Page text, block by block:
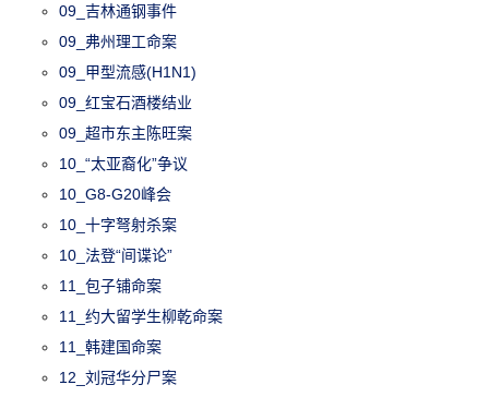
09_吉林通钢事件
09_弗州理工命案
09_甲型流感(H1N1)
09_红宝石酒楼结业
09_超市东主陈旺案
10_“太亚裔化”争议
10_G8-G20峰会
10_十字弩射杀案
10_法登“间谍论”
11_包子铺命案
11_约大留学生柳乾命案
11_韩建国命案
12_刘冠华分尸案